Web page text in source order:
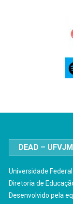
DEAD – UFVJM
Universidade
Diretoria de
Desenvolvido pela